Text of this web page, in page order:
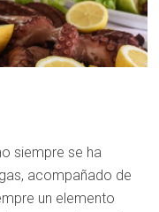
siempre se ha
acompañado de
un elemento